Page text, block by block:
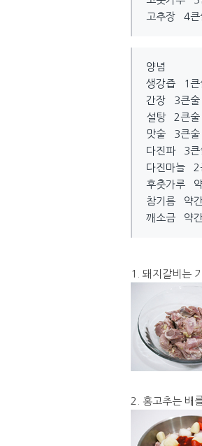
고추장 4큰
양념
생강즙 1큰
간장 3큰술
설탕 2큰술
맛술 3큰술
다진파 3큰
다진마늘 2
후춧가루
참기름 약
깨소금 약
1. 돼지갈비는
2. 홍고추는 배